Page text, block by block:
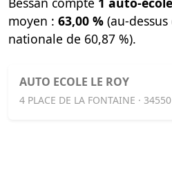
moyen : 63,00 % (au-
nationale de 60,87 %).
AUTO ECOLE LE ROY
4 PLACE DE LA FONTAINE ·